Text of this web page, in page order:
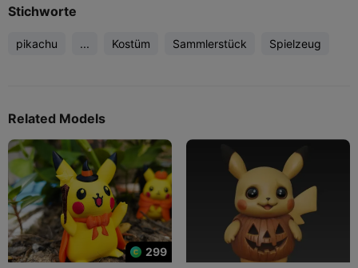
Stichworte
pikachu ... Kostüm Sammlerstück Spielzeug
Related Models
299